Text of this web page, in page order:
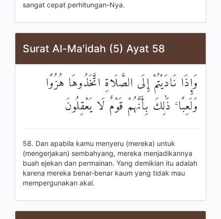
sangat cepat perhitungan-Nya.
Surat Al-Ma'idah (5) Ayat 58
وَإِذَا نَادَيْتُمْ إِلَى الصَّلَاةِ اتَّخَذُوهَا هُزُوًا
وَلَعِبًا ۚ ذَٰلِكَ بِأَنَّهُمْ قَوْمٌ لَا يَعْقِلُونَ
58. Dan apabila kamu menyeru (mereka) untuk
(mengerjakan) sembahyang, mereka menjadikannya
buah ejekan dan permainan. Yang demikian itu adalah
karena mereka benar-benar kaum yang tidak mau
mempergunakan akal.